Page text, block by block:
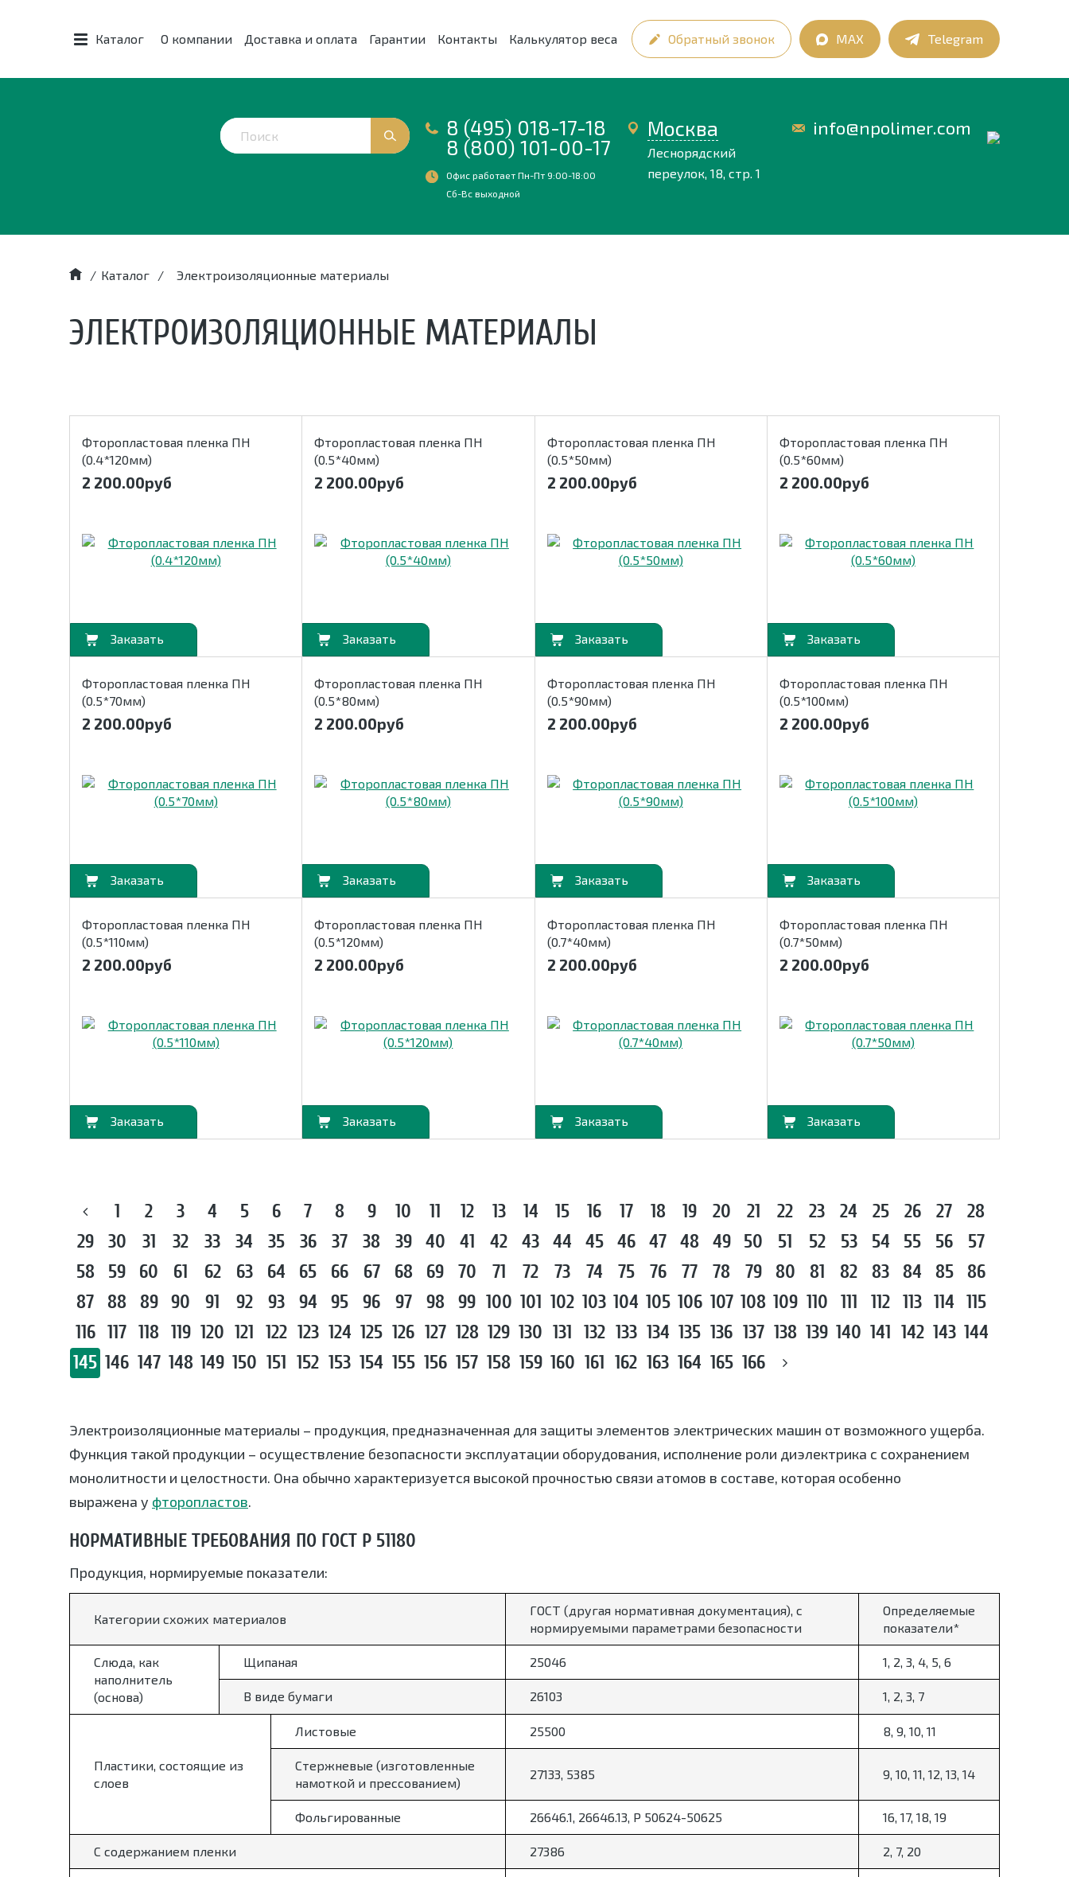
Каталог О компании Доставка и оплата Гарантии Контакты Калькулятор веса Обратный звонок MAX Telegram
8 (495) 018-17-18
8 (800) 101-00-17
Офис работает Пн-Пт 9:00-18:00
Сб-Вс выходной
Москва
Леснорядский
переулок, 18, стр. 1
info@npolimer.com
/ Каталог / Электроизоляционные материалы
ЭЛЕКТРОИЗОЛЯЦИОННЫЕ МАТЕРИАЛЫ
Фторопластовая пленка ПН
(0.4*120мм)
2 200.00руб
В корзину
Фторопластовая пленка ПН
(0.5*40мм)
2 200.00руб
В корзину
Фторопластовая пленка ПН
(0.5*50мм)
2 200.00руб
В корзину
Фторопластовая пленка ПН
(0.5*60мм)
2 200.00руб
В корзину
Фторопластовая пленка ПН
(0.5*70мм)
2 200.00руб
В корзину
Фторопластовая пленка ПН
(0.5*80мм)
2 200.00руб
В корзину
Фторопластовая пленка ПН
(0.5*90мм)
2 200.00руб
В корзину
Фторопластовая пленка ПН
(0.5*100мм)
2 200.00руб
В корзину
Фторопластовая пленка ПН
(0.5*110мм)
2 200.00руб
В корзину
Фторопластовая пленка ПН
(0.5*120мм)
2 200.00руб
В корзину
Фторопластовая пленка ПН
(0.7*40мм)
2 200.00руб
В корзину
Фторопластовая пленка ПН
(0.7*50мм)
2 200.00руб
В корзину
1 2 3 4 5 6 7 8 9 10 11 12 13 14 15 16 17 18 19 20 21 22 23 24 25 26 27
28
29
30 31 32 33 34 35 36 37 38 39 40 41 42 43 44 45 46 47 48 49 50 51 52 53 54 55 56
57
58
59 60 61 62 63 64 65 66 67 68 69 70 71 72 73 74 75 76 77 78 79 80 81 82 83 84 85
86
87
88 89 90 91 92 93 94 95 96 97 98 99 100 101 102 103 104 105 106 107 108 109 110 111 112 113 114 115
116 117 118 119 120 121 122 123 124 125 126 127 128 129 130 131 132 133 134 135 136 137 138 139 140 141 142 143 144
145 146 147 148 149 150 151 152 153 154 155 156 157 158 159 160 161 162 163 164 165 166
Электроизоляционные материалы – продукция, предназначенная для защиты элементов электрических машин от возможного ущерба.
Функция такой продукции – осуществление безопасности эксплуатации оборудования, исполнение роли диэлектрика с сохранением
монолитности и целостности. Она обычно характеризуется высокой прочностью связи атомов в составе, которая особенно
выражена у фторопластов.
НОРМАТИВНЫЕ ТРЕБОВАНИЯ ПО ГОСТ Р 51180
Продукция, нормируемые показатели:
Категории схожих материалов
ГОСТ (другая нормативная документация), с
нормируемыми параметрами безопасности
Определяемые
показатели*
Слюда, как
наполнитель
(основа)
Щипаная 25046 1, 2, 3, 4, 5, 6
В виде бумаги 26103 1, 2, 3, 7
Пластики, состоящие из
слоев
Листовые 25500 8, 9, 10, 11
Стержневые (изготовленные
намоткой и прессованием)
27133, 5385 9, 10, 11, 12, 13, 14
Фольгированные 26646.1, 26646.13, Р 50624-50625 16, 17, 18, 19
С содержанием пленки 27386 2, 7, 20